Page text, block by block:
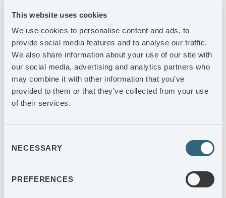
This website uses cookies
We use cookies to personalise content and ads, to
provide social media features and to analyse our traffic.
We also share information about your use of our site with
our social media, advertising and analytics partners who
may combine it with other information that you’ve
provided to them or that they’ve collected from your use
of their services.
Selection
NECESSARY
PREFERENCES
ANDERS BERGGREN
Ordförande
+46 (0)70-343 16 80
anders.berggren@ages.se
JOHAN BLADH
CFO
301 18 Halmstad